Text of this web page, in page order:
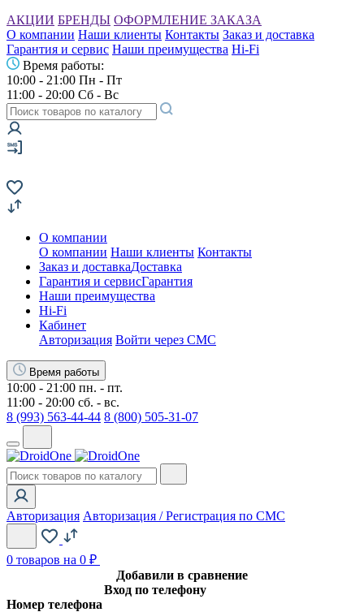
АКЦИИ БРЕНДЫ ОФОРМЛЕНИЕ ЗАКАЗА
О компании Наши клиенты Контакты Заказ и доставка
Гарантия и сервис Наши преимущества Hi-Fi
Время работы:
10:00 - 21:00 Пн - Пт
11:00 - 20:00 Сб - Вс
О компании
О компании Наши клиенты Контакты
Заказ и доставкаДоставка
Гарантия и сервисГарантия
Наши преимущества
Hi-Fi
Кабинет
Авторизация Войти через СМС
Время работы
10:00 - 21:00 пн. - пт.
11:00 - 20:00 сб. - вс.
8 (993) 563-44-44 8 (800) 505-31-07
Авторизация Авторизация / Регистрация по СМС
0 товаров на 0 ₽
Добавили в сравнение
Вход по телефону
Номер телефона